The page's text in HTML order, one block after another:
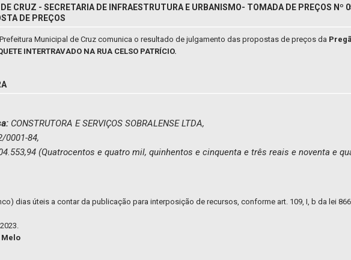
CRUZ - SECRETARIA DE INFRAESTRUTURA E URBANISMO- TOMADA DE PREÇOS Nº
DE PREÇOS
Municipal de Cruz comunica o resultado de julgamento das propostas de preços da
INTERTRAVADO NA RUA CELSO PATRÍCIO.
CONSTRUTORA E SERVIÇOS SOBRALENSE LTDA,
0001-84,
(Quatrocentos e quatro mil, quinhentos e cinquenta e três reais e noventa e
dias úteis a contar da publicação para interposição de recursos, conforme art. 109, I, b da lei
Melo